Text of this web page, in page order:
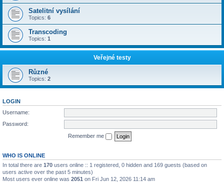
Satelitní vysílání
Topics: 6
Transcoding
Topics: 1
Veřejné testy
Různé
Topics: 2
LOGIN
Username:
Password:
Remember me
WHO IS ONLINE
In total there are 170 users online :: 1 registered, 0 hidden and 169 guests (based on
users active over the past 5 minutes)
Most users ever online was 2051 on Fri Jun 12, 2026 11:14 am